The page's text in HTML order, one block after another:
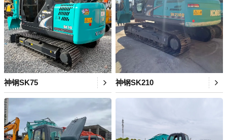
神钢SK75 神钢SK210